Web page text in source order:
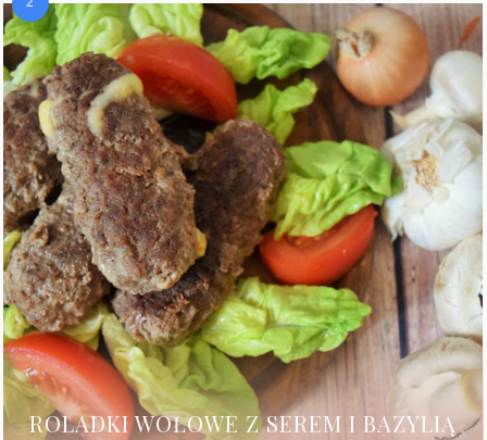
ROLADKI WOŁOWE Z SEREM I BAZYLIĄ